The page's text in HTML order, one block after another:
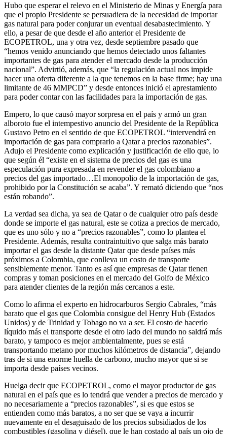
Hubo que esperar el relevo en el Ministerio de Minas y Energía para
que el propio Presidente se persuadiera de la necesidad de importar
gas natural para poder conjurar un eventual desabastecimiento. Y
ello, a pesar de que desde el año anterior el Presidente de
ECOPETROL, una y otra vez, desde septiembre pasado que
“hemos venido anunciando que hemos detectado unos faltantes
importantes de gas para atender el mercado desde la producción
nacional”. Advirtió, además, que “la regulación actual nos impide
hacer una oferta diferente a la que tenemos en la base firme; hay una
limitante de 46 MMPCD” y desde entonces inició el aprestamiento
para poder contar con las facilidades para la importación de gas.
Empero, lo que causó mayor sorpresa en el país y armó un gran
alboroto fue el intempestivo anuncio del Presidente de la República
Gustavo Petro en el sentido de que ECOPETROL “intervendrá en
importación de gas para comprarlo a Qatar a precios razonables”.
Adujo el Presidente como explicación y justificación de ello que, lo
que según él “existe en el sistema de precios del gas es una
especulación pura expresada en revender el gas colombiano a
precios del gas importado…El monopolio de la importación de gas,
prohibido por la Constitución se acaba”. Y remató diciendo que “nos
están robando”.
La verdad sea dicha, ya sea de Qatar o de cualquier otro país desde
donde se importe el gas natural, este se cotiza a precios de mercado,
que es uno sólo y no a “precios razonables”, como lo plantea el
Presidente. Además, resulta contraintuitivo que salga más barato
importar el gas desde la distante Qatar que desde países más
próximos a Colombia, que conlleva un costo de transporte
sensiblemente menor. Tanto es así que empresas de Qatar tienen
compras y toman posiciones en el mercado del Golfo de México
para atender clientes de la región más cercanos a este.
Como lo afirma el experto en hidrocarburos Sergio Cabrales, “más
barato que el gas que Colombia consigue del Henry Hub (Estados
Unidos) y de Trinidad y Tobago no va a ser. El costo de hacerlo
líquido más el transporte desde el otro lado del mundo no saldrá más
barato, y tampoco es mejor ambientalmente, pues se está
transportando metano por muchos kilómetros de distancia”, dejando
tras de si una enorme huella de carbono, mucho mayor que si se
importa desde países vecinos.
Huelga decir que ECOPETROL, como el mayor productor de gas
natural en el país que es lo tendrá que vender a precios de mercado y
no necesariamente a “precios razonables”, si es que estos se
entienden como más baratos, a no ser que se vaya a incurrir
nuevamente en el desaguisado de los precios subsidiados de los
combustibles (gasolina y diésel), que le han costado al país un ojo de